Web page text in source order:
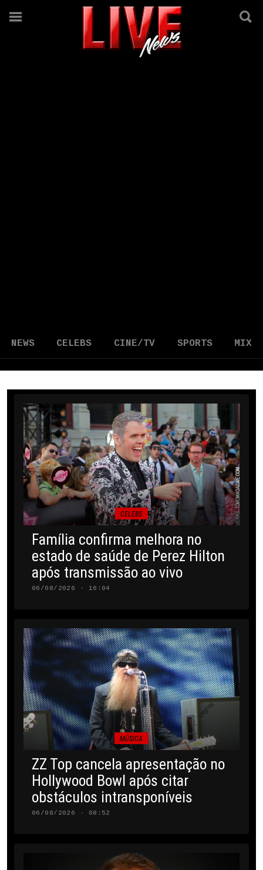
NEWS CELEBS CINE/TV SPORTS MIX
CELEBS
Família confirma melhora no
estado de saúde de Perez Hilton
após transmissão ao vivo
06/08/2026 · 16:04
MÚSICA
ZZ Top cancela apresentação no
Hollywood Bowl após citar
obstáculos intransponíveis
06/08/2026 · 08:52